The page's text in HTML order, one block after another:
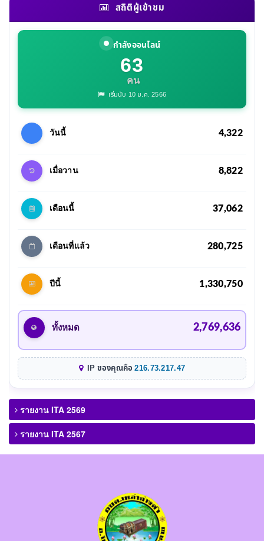
สถิติผู้เข้าชม
กำลังออนไลน์
63
คน
เริ่มนับ 10 ม.ค. 2566
วันนี้ 4,322
เมื่อวาน 8,822
เดือนนี้ 37,062
เดือนที่แล้ว 280,725
ปีนี้ 1,330,750
ทั้งหมด 2,769,636
IP ของคุณคือ216.73.217.47
รายงาน ITA 2569
รายงาน ITA 2567